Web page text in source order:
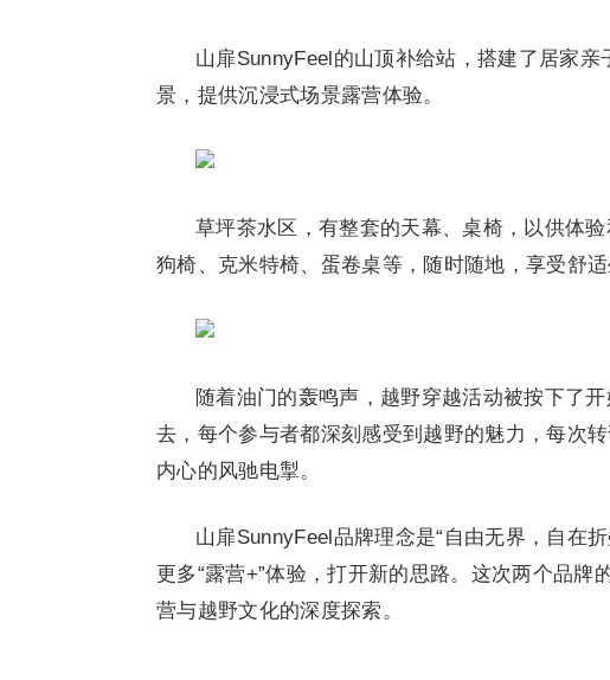
山扉SunnyFeel的山顶补给站，搭建了居家
景，提供沉浸式场景露营体验。
草坪茶水区，有整套的天幕、桌椅，以供体
狗椅、克米特椅、蛋卷桌等，随时随地，享受舒适
随着油门的轰鸣声，越野穿越活动被按下了
去，每个参与者都深刻感受到越野的魅力，每次
内心的风驰电掣。
山扉SunnyFeel品牌理念是“自由无界，自在
更多“露营+”体验，打开新的思路。这次两个品
营与越野文化的深度探索。